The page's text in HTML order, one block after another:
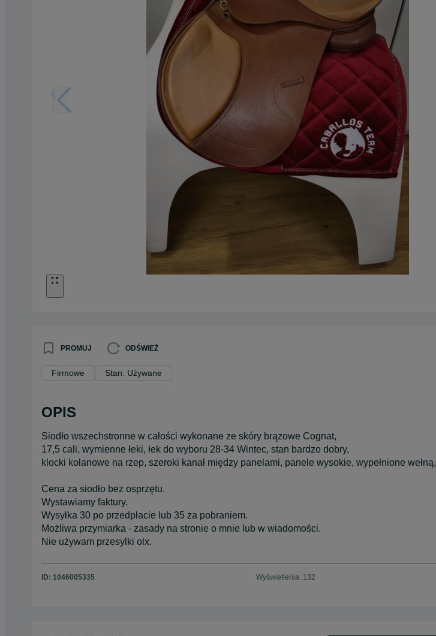
PROMUJ ODŚWIEŻ
Firmowe Stan: Używane
OPIS
Siodło wszechstronne w całości wykonane ze skóry brązowe Cognat,
17,5 cali, wymienne łeki, łek do wyboru 28-34 Wintec, stan bardzo dobry,
klocki kolanowe na rzep, szeroki kanał między panelami, panele wysokie, wypełnione wełną,
Cena za siodło bez osprzętu.
Wystawiamy faktury.
Wysyłka 30 po przedpłacie lub 35 za pobraniem.
Możliwa przymiarka - zasady na stronie o mnie lub w wiadomości.
Nie używam przesylki olx.
ID: 1046005335 Wyświetlenia: 132